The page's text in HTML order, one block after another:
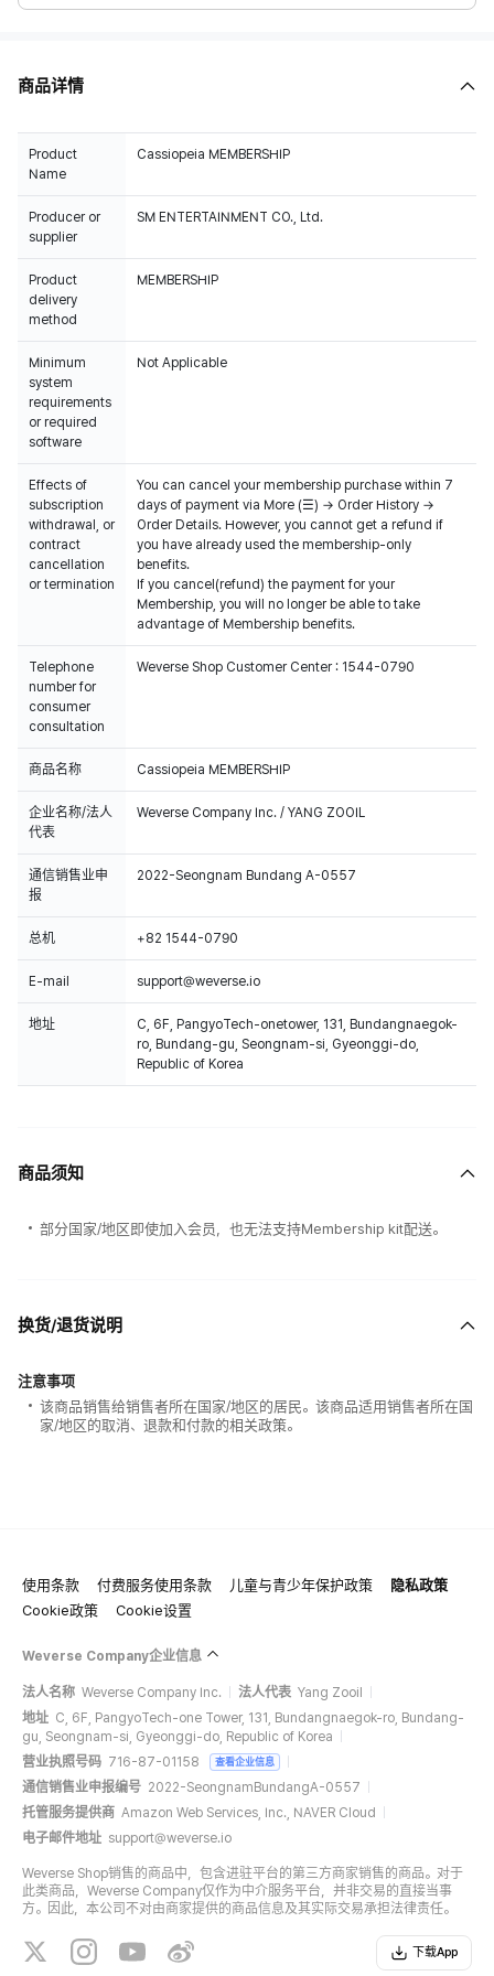
商品详情
Product
Name
Cassiopeia MEMBERSHIP
Producer or
supplier
SM ENTERTAINMENT CO., Ltd.
Product
delivery
method
MEMBERSHIP
Minimum
system
requirements
or required
software
Not Applicable
Effects of
subscription
withdrawal, or
contract
cancellation
or termination
You can cancel your membership purchase within 7
days of payment via More (☰) → Order History →
Order Details. However, you cannot get a refund if
you have already used the membership-only
benefits.
If you cancel(refund) the payment for your
Membership, you will no longer be able to take
advantage of Membership benefits.
Telephone
number for
consumer
consultation
Weverse Shop Customer Center : 1544-0790
商品名称 Cassiopeia MEMBERSHIP
企业名称/法人
代表
Weverse Company Inc. / YANG ZOOIL
通信销售业申
报
2022-Seongnam Bundang A-0557
总机 +82 1544-0790
E-mail support@weverse.io
地址
C, 6F, PangyoTech-onetower, 131, Bundangnaegok-
ro, Bundang-gu, Seongnam-si, Gyeonggi-do,
Republic of Korea
商品须知
部分国家/地区即使加入会员，也无法支持Membership kit配送。
换货/退货说明
注意事项
该商品销售给销售者所在国家/地区的居民。该商品适用销售者所在国
家/地区的取消、退款和付款的相关政策。
使用条款 付费服务使用条款 儿童与青少年保护政策
隐私政策
Cookie政策
Cookie设置
Weverse Company企业信息
法人名称 Weverse Company Inc. 法人代表 Yang Zooil
地址 C, 6F, PangyoTech-one Tower, 131, Bundangnaegok-ro, Bundang-
gu, Seongnam-si, Gyeonggi-do, Republic of Korea
营业执照号码 716-87-01158 查看企业信息
通信销售业申报编号 2022-SeongnamBundangA-0557
托管服务提供商 Amazon Web Services, Inc., NAVER Cloud
电子邮件地址 support@weverse.io
Weverse Shop销售的商品中，包含进驻平台的第三方商家销售的商品。对于
此类商品，Weverse Company仅作为中介服务平台，并非交易的直接当事
方。因此，本公司不对由商家提供的商品信息及其实际交易承担法律责任。
下载App